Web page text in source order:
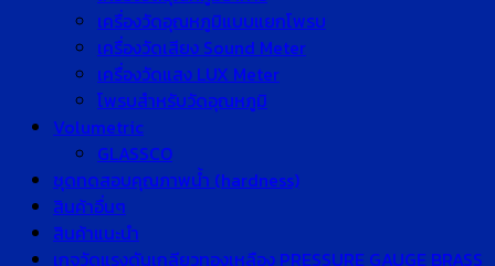
เครื่องวัดอุณหภูมิแบบแยกโพรบ
เครื่องวัดเสียง Sound Meter
เครื่องวัดแสง LUX Meter
โพรบสำหรับวัดอุณหภูมิ
Volumetric
GLASSCO
ชุดทดสอบคุณภาพน้ำ (hardness)
สินค้าอื่นๆ
สินค้าแนะนำ
เกจวัดแรงดันเกลียวทองเหลือง PRESSURE GAUGE BRASS